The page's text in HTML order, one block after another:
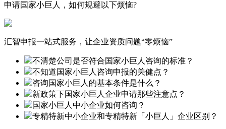
申请国家小巨人，如何规避以下烦恼?
汇智申报一站式服务，让企业资质问题“零烦恼”
不清楚公司是否符合国家小巨人咨询的标准？
不知道国家小巨人咨询申报的关健点？
咨询国家小巨人的基本条件是什么？
新政策下国家小巨人企业申请那些注意点？
国家小巨人中小企业如何咨询？
专精特新中小企业和专精特新「小巨人」企业区别？